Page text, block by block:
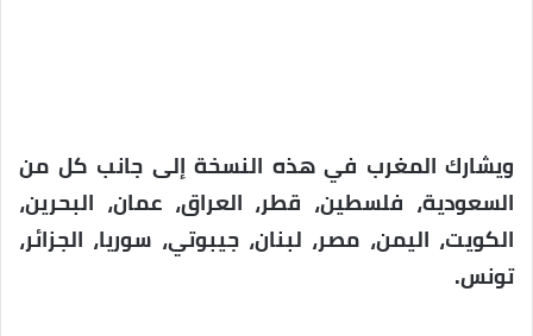
ويشارك المغرب في هذه النسخة إلى جانب كل من
السعودية، فلسطين، قطر، العراق، عمان، البحرين،
الكويت، اليمن، مصر، لبنان، جيبوتي، سوريا، الجزائر،
تونس.